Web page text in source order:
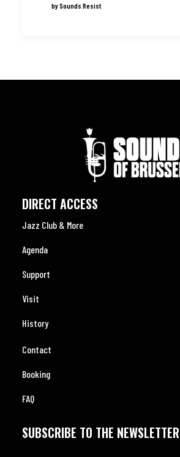
by Sounds Resist
DIRECT ACCESS
Jazz Club & More
Agenda
Support
Visit
History
Contact
Booking
FAQ
SUBSCRIBE TO THE NEWSLETTER